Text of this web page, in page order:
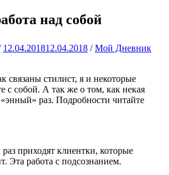
над собой
12.04.201812.04.2018 / Мой Дневник
связаны стилист, я и некоторые
с собой. А так же о том, как некая
раз. Подробности читайте
приходят клиентки, которые
Эта работа с подсознанием.